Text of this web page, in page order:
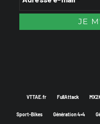
VTTAE.fr FullAttack
Sport-Bikes Génération 4×4